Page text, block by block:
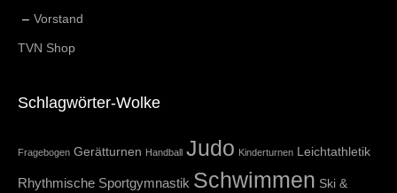
Vorstand
TVN Shop
Schlagwörter-Wolke
Fragebogen Gerätturnen Handball Judo Kinderturnen Leichtathletik
Rhythmische Sportgymnastik Schwimmen Ski &